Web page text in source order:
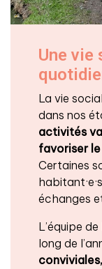
Une vie
La vie
dans nos
activités
favoriser
Certaines
échanges
L’équipe
long de